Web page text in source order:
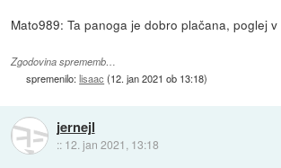
Mato989: Ta panoga je dobro plačana, poglej
Zgodovina sprememb…
spremenilo:lisaac (12. jan 2021 ob 13:18)
jernejl
:: 12. jan 2021, 13:18